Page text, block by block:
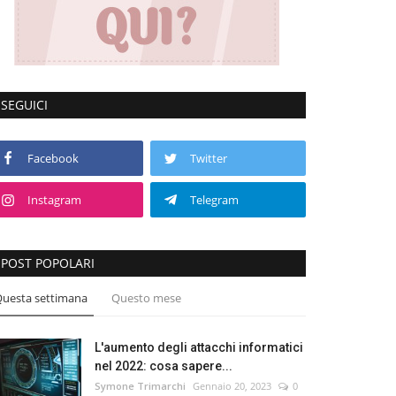
SEGUICI
Facebook Twitter
Instagram Telegram
POST POPOLARI
settimana Questo mese
L'aumento degli attacchi informatici
nel 2022: cosa sapere...
Symone Trimarchi Gennaio 20, 2023 0